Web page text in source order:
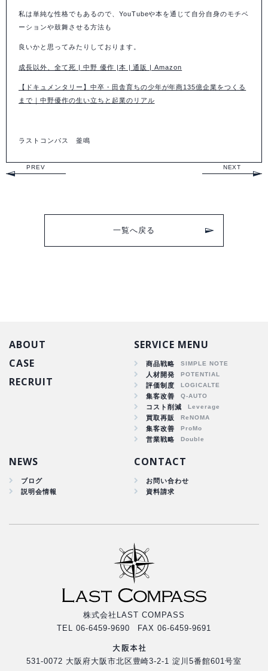
私は単純な性格でもあるので、YouTubeや本を通じて自分自身のモチベ
ーションや鼓舞させる方法も
良いかと思ってみたりしております。
成長以外、全て死 | 中野 優作 |本 | 通販 | Amazon
【ドキュメンタリー】中卒・田舎育ちの少年が年商135億企業をつくる
まで｜中野優作の生い立ちと起業のリアル
ラストコンパス 釜鳴
PREV NEXT
一覧へ戻る
ABOUT
CASE
商品戦略
RECRUIT
SERVICE MENU
商品戦略
人材開発
評価制度
集客改善
コスト削減
買取再販
集客改善
営業戦略
NEWS
ブログ
説明会情報
CONTACT
お問い合わせ
資料請求
株式会社LAST COMPASS
TEL 06-6459-9690 FAX 06-6459-9691
大阪本社
531-0072 大阪府大阪市北区豊崎3-2-1 淀川5番館601号室